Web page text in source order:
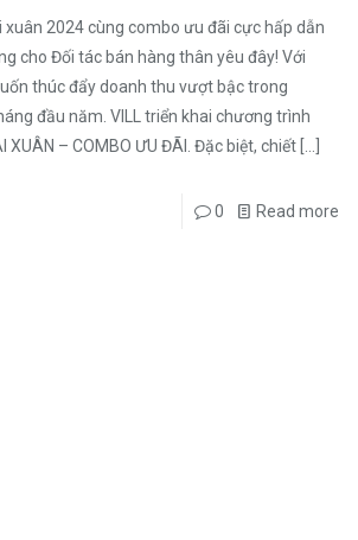
xuân 2024 cùng combo ưu đãi cực hấp dẫn
cho Đối tác bán hàng thân yêu đây! Với
thúc đẩy doanh thu vượt bậc trong
đầu năm. VILL triển khai chương trình
XUÂN – COMBO ƯU ĐÃI. Đặc biệt, chiết[…]
0 Read more